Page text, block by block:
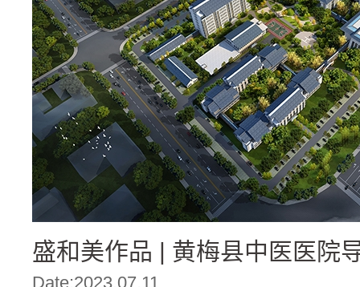
盛和美作品 | 黄梅县中医医院
Date:2023.07.11